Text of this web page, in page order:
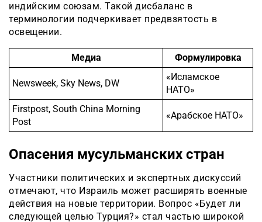
индийским союзам. Такой дисбаланс в
терминологии подчеркивает предвзятость в
освещении.
Медиа Формулировка
Newsweek, Sky News, DW
«Исламское
НАТО»
Firstpost, South China Morning
Post
«Арабское НАТО»
Опасения мусульманских стран
Участники политических и экспертных дискуссий
отмечают, что Израиль может расширять военные
действия на новые территории. Вопрос «Будет ли
следующей целью Турция?» стал частью широкой